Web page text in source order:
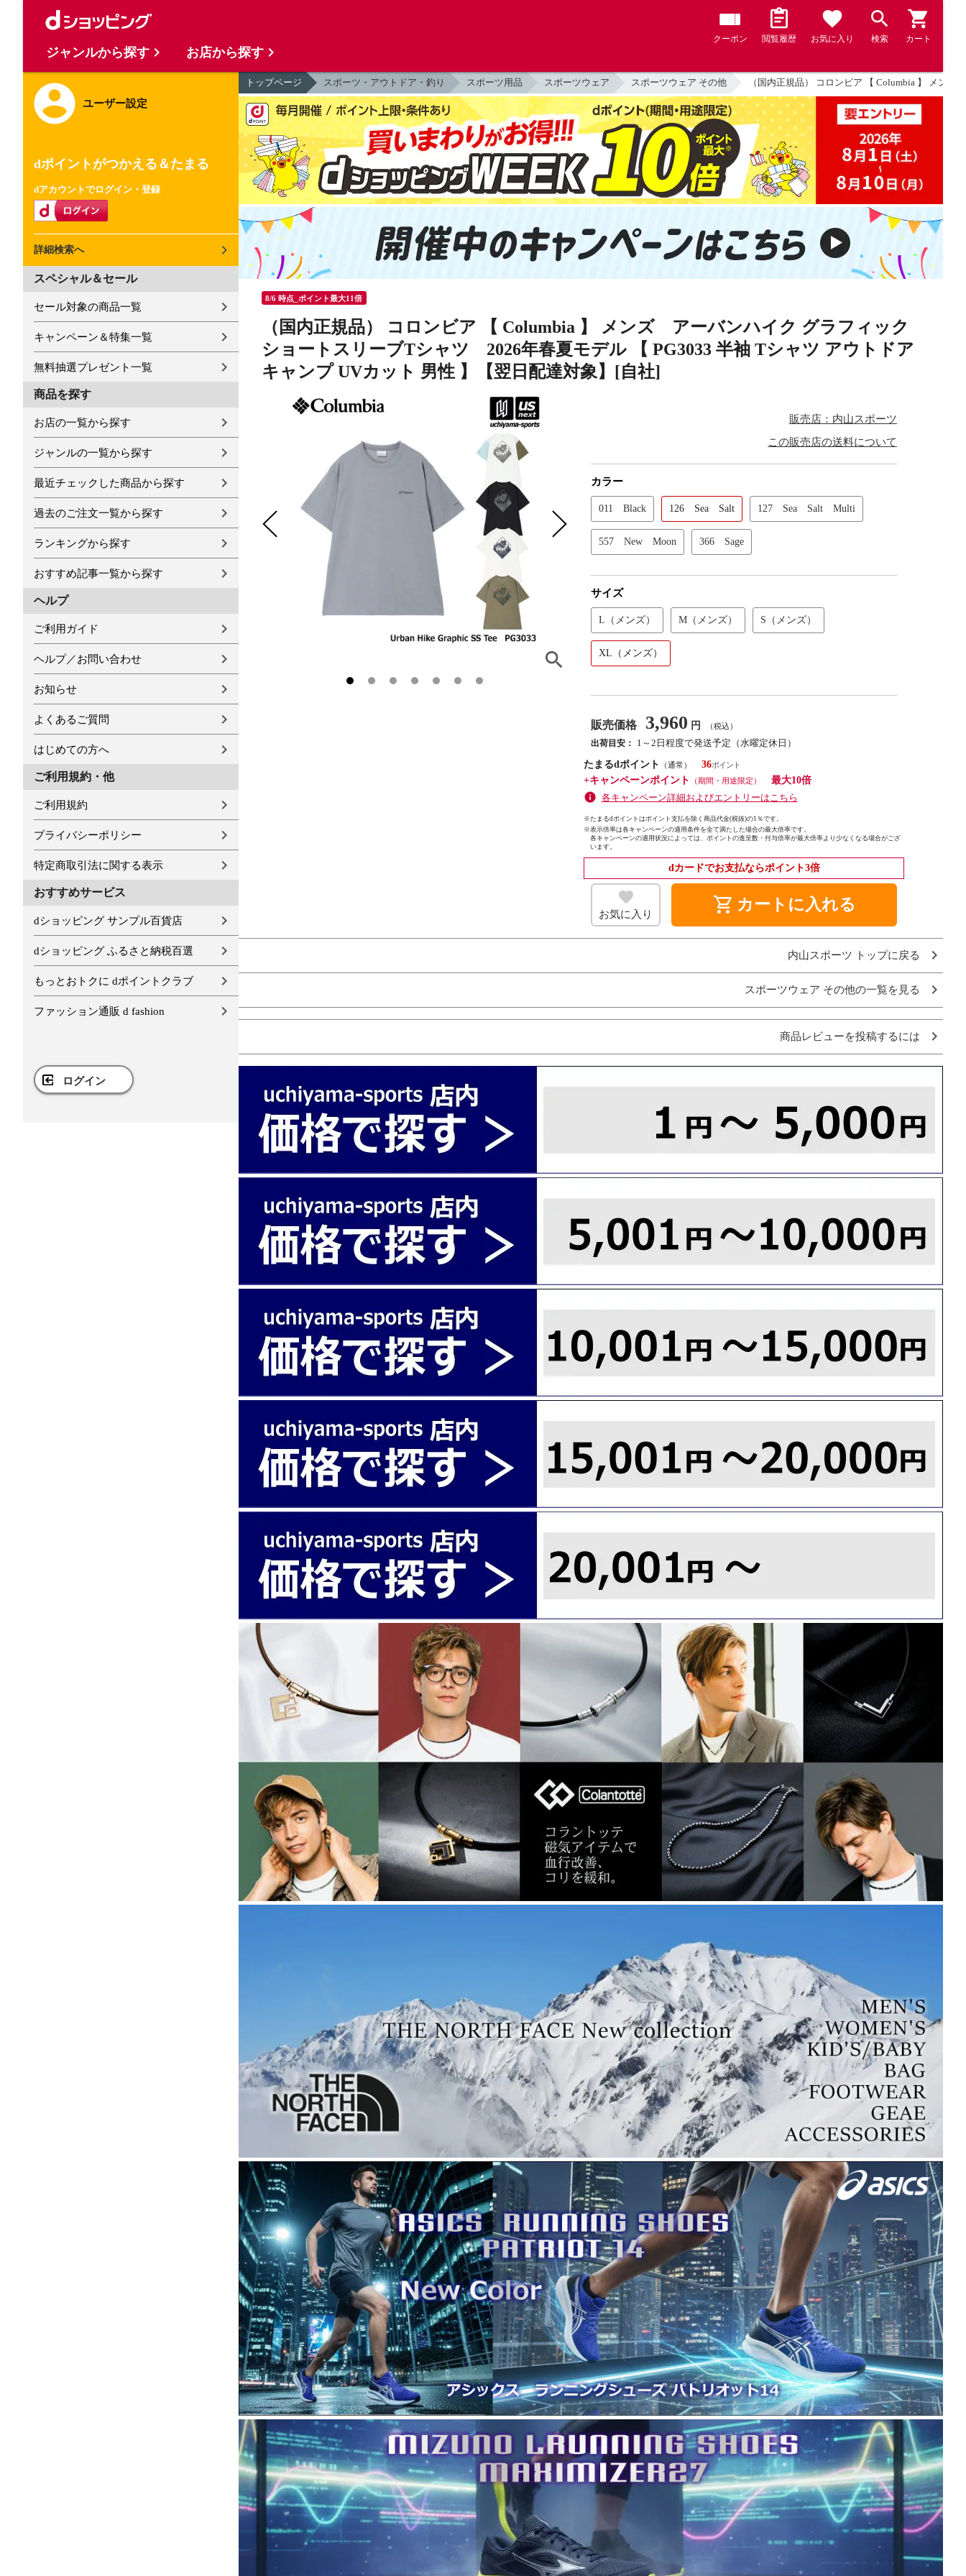
クーポン 閲覧履歴 お気に入り 検索 カート
ユーザー設定
dポイントがつかえる＆たまる
dアカウントでログイン・登録
詳細検索へ
スペシャル＆セール
セール対象の商品一覧
キャンペーン＆特集一覧
無料抽選プレゼント一覧
商品を探す
お店の一覧から探す
ジャンルの一覧から探す
最近チェックした商品から探す
過去のご注文一覧から探す
ランキングから探す
おすすめ記事一覧から探す
ヘルプ
ご利用ガイド
ヘルプ／お問い合わせ
お知らせ
よくあるご質問
はじめての方へ
ご利用規約・他
ご利用規約
プライバシーポリシー
特定商取引法に関する表示
おすすめサービス
dショッピング サンプル百貨店
dショッピング ふるさと納税百選
もっとおトクに dポイントクラブ
ファッション通販 d fashion
ログイン
トップページ スポーツ・アウトドア・釣り スポーツ用品 スポーツウェア スポーツウェア その他 （国内正規品） コロンビア 【 Columbia 】 メン
8/6 時点_ポイント最大11倍
（国内正規品） コロンビア 【 Columbia 】 メンズ アーバンハイク グラフィック
ショートスリーブTシャツ 2026年春夏モデル 【 PG3033 半袖 Tシャツ アウトドア
キャンプ UVカット 男性 】【翌日配達対象】[自社]
販売店：内山スポーツ
この販売店の送料について
カラー
011 Black 126 Sea Salt 127 Sea Salt Multi
557 New Moon 366 Sage
サイズ
L（メンズ） M（メンズ） S（メンズ）
XL（メンズ）
販売価格 3,960 円 （税込）
出荷目安：
1～2日程度で発送予定（水曜定休日）
たまるdポイント
（通常）
36
+キャンペーンポイント
（期間・用途限定）
最大10倍
各キャンペーン詳細およびエントリーはこちら
※たまるdポイントはポイント支払を除く商品代金(税抜)の1％です。
※表示倍率は各キャンペーンの適用条件を全て満たした場合の最大倍率です。
各キャンペーンの適用状況によっては、ポイントの進呈数・付与倍率が最大倍率より少なくなる場合がござ
います。
dカードでお支払ならポイント3倍
お気に入り shopping_cart カートに入れる
内山スポーツ トップに戻る
スポーツウェア その他の一覧を見る
商品レビューを投稿するには
ジャンルから探す お店から探す